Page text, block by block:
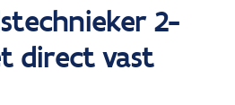
2-
direct vast